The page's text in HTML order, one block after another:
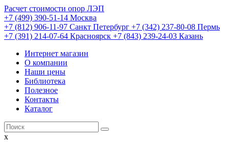
Расчет стоимости опор ЛЭП
+7 (499) 390-51-14 Москва
+7 (812) 906-11-97 Санкт Петербург +7 (342) 237-80-08 Пермь
+7 (391) 214-07-64 Красноярск +7 (843) 239-24-03 Казань
Интернет магазин
О компании
Наши цены
Библиотека
Полезное
Контакты
Каталог
x